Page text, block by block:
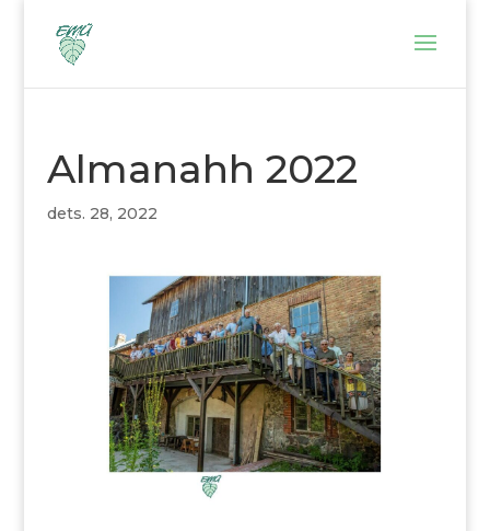
Almanahh 2022
dets. 28, 2022